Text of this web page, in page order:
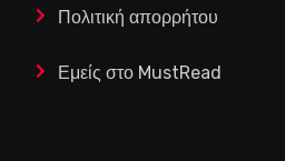
Πολιτική απορρήτου
Εμείς στο MustRead